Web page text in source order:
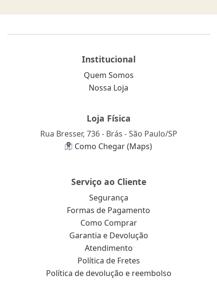
Institucional
Quem Somos
Nossa Loja
Loja Física
Rua Bresser, 736 - Brás - São Paulo/SP
Como Chegar (Maps)
Serviço ao Cliente
Segurança
Formas de Pagamento
Como Comprar
Garantia e Devolução
Atendimento
Política de Fretes
Política de devolução e reembolso